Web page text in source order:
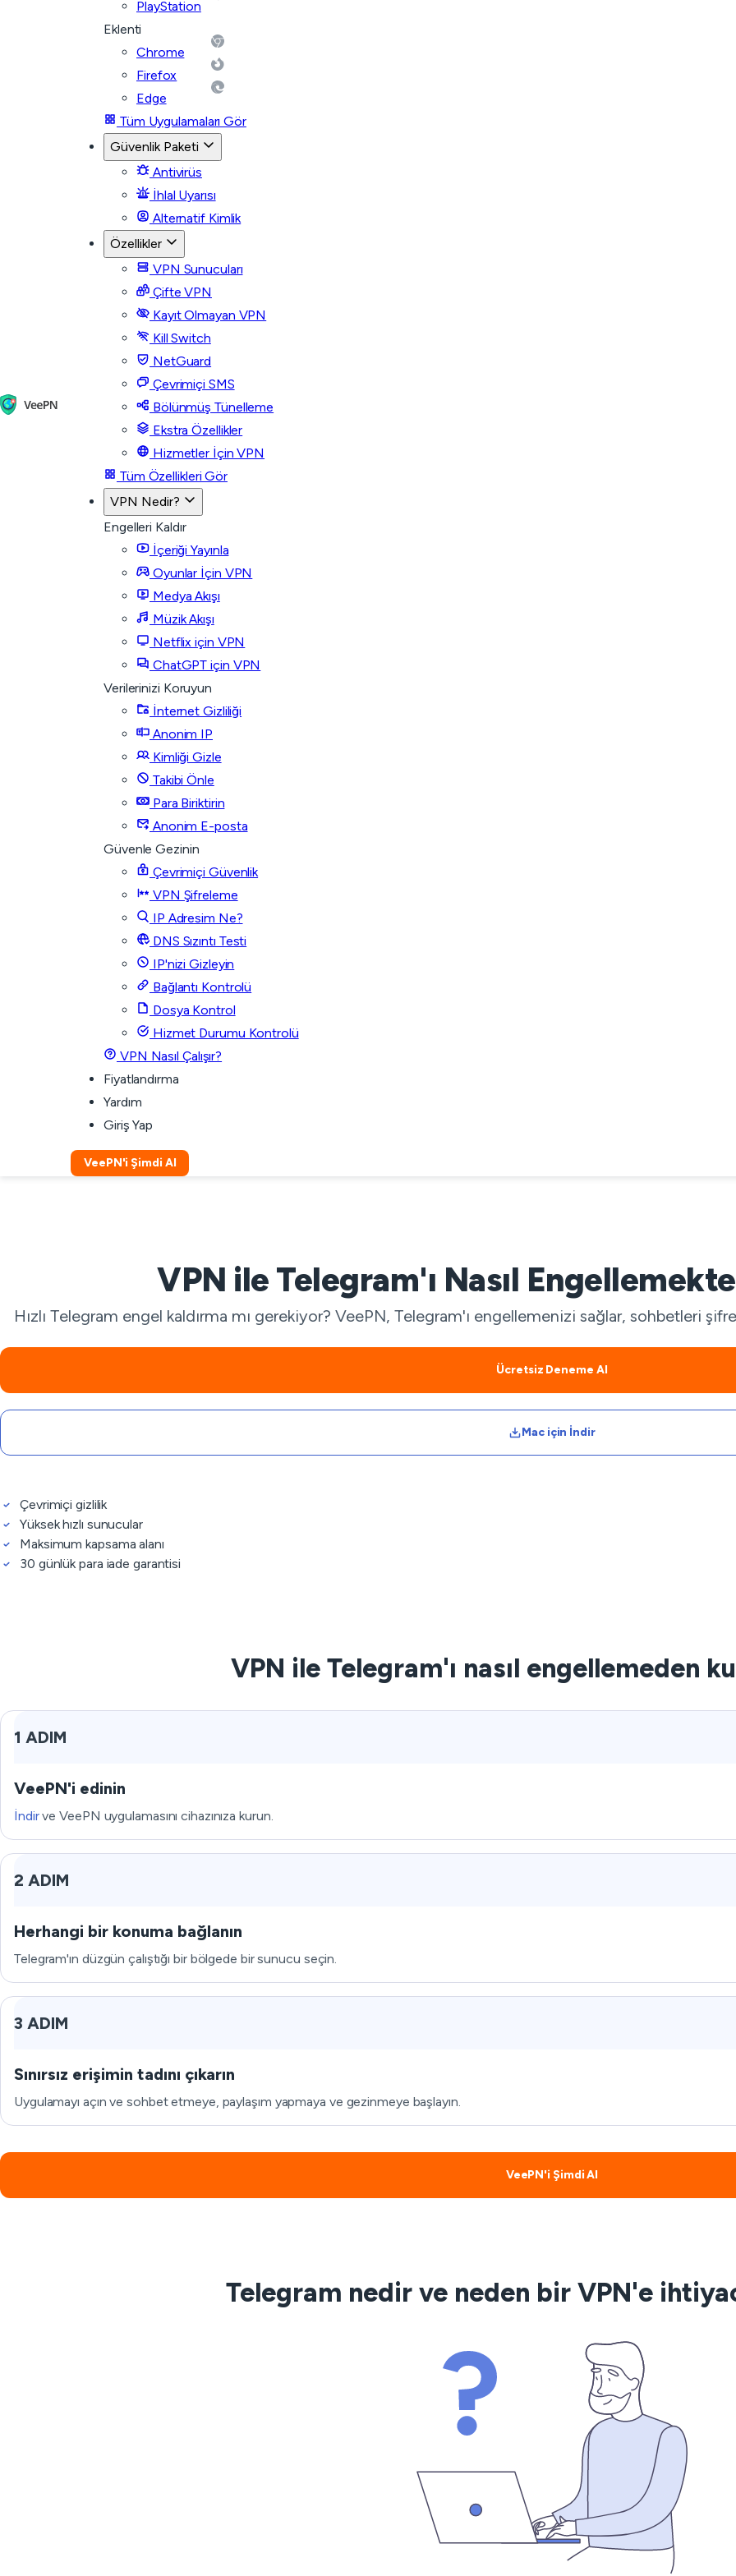
PlayStation
Eklenti
Chrome
Firefox
Edge
Tüm Uygulamaları Gör
Güvenlik Paketi
Antivirüs
İhlal Uyarısı
Alternatif Kimlik
Özellikler
VPN Sunucuları
Çifte VPN
Kayıt Olmayan VPN
Kill Switch
NetGuard
Çevrimiçi SMS
Bölünmüş Tünelleme
Ekstra Özellikler
Hizmetler İçin VPN
Tüm Özellikleri Gör
VPN Nedir?
Engelleri Kaldır
İçeriği Yayınla
Oyunlar İçin VPN
Medya Akışı
Müzik Akışı
Netflix için VPN
ChatGPT için VPN
Verilerinizi Koruyun
İnternet Gizliliği
Anonim IP
Kimliği Gizle
Takibi Önle
Para Biriktirin
Anonim E-posta
Güvenle Gezinin
Çevrimiçi Güvenlik
VPN Şifreleme
IP Adresim Ne?
DNS Sızıntı Testi
IP'nizi Gizleyin
Bağlantı Kontrolü
Dosya Kontrol
Hizmet Durumu Kontrolü
VPN Nasıl Çalışır?
Fiyatlandırma
Yardım
Giriş Yap
VeePN'i Şimdi Al
VPN ile Telegram'ı Nasıl
Hızlı Telegram engel kaldırma mı gerekiyor? VeePN, Telegram'ı engellemenizi sağlar, sohbetleri
Ücretsiz Deneme Al
Mac için İndir
Çevrimiçi gizlilik
Yüksek hızlı sunucular
Maksimum kapsama alanı
30 günlük para iade garantisi
VPN ile Telegram'ı nasıl engellemeden
1 ADIM
VeePN'i edinin
İndirve VeePN uygulamasını cihazınıza kurun.
2 ADIM
Herhangi bir konuma bağlanın
Telegram'ın düzgün çalıştığı bir bölgede bir sunucu seçin.
3 ADIM
Sınırsız erişimin tadını çıkarın
Uygulamayı açın ve sohbet etmeye, paylaşım yapmaya ve gezinmeye başlayın.
VeePN'i Şimdi Al
Telegram nedir ve neden bir VPN'e